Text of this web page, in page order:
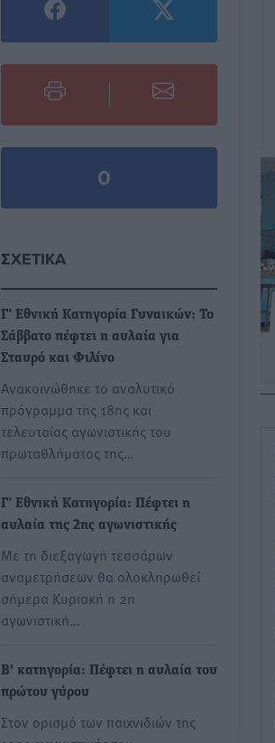
0
ΣΧΕΤΙΚΆ
Γ’ Εθνική Κατηγορία Γυναικών: Το
Σάββατο πέφτει η αυλαία για
Σταυρό και Φιλίνο
Ανακοινώθηκε το αναλυτικό
πρόγραμμα της 18ης και
τελευταίας αγωνιστικής του
πρωταθλήματος της…
Γ’ Εθνική Κατηγορία: Πέφτει η
αυλαία της 2ης αγωνιστικής
Με τη διεξαγωγή τεσσάρων
αναμετρήσεων θα ολοκληρωθεί
σήμερα Κυριακή η 2η
αγωνιστική…
Β' κατηγορία: Πέφτει η αυλαία του
πρώτου γύρου
Στον ορισμό των παιχνιδιών της